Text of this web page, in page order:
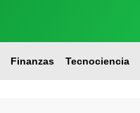
Finanzas Tecnociencia